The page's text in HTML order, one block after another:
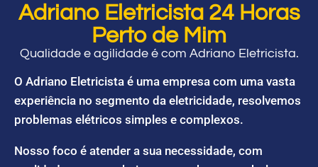
Adriano Eletricista 24 Horas
Perto de Mim
Qualidade e agilidade é com Adriano Eletricista.
O Adriano Eletricista é uma empresa com uma vasta
experiência no segmento da eletricidade, resolvemos
problemas elétricos simples e complexos.
Nosso foco é atender a sua necessidade, com